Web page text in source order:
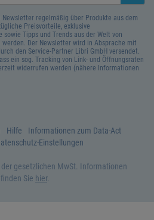
regelmäßig über Produkte aus dem
Preisvorteile, exklusive
Tipps und Trends aus der Welt von
Der Newsletter wird in Absprache mit
den Service-Partner Libri GmbH versendet.
ein sog. Tracking von Link- und Öffnungsraten
widerrufen werden (nähere Informationen
Hilfe
Informationen zum Data-Act
Einstellungen
gesetzlichen MwSt. Informationen
Sie hier.